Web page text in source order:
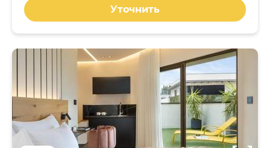
Уточнить